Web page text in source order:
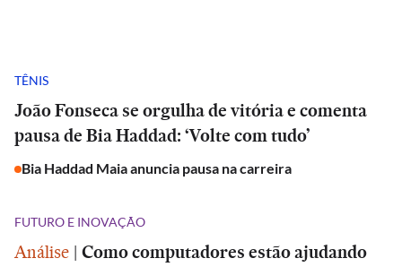
TÊNIS
João Fonseca se orgulha de vitória e comenta
pausa de Bia Haddad: ‘Volte com tudo’
Bia Haddad Maia anuncia pausa na carreira
FUTURO E INOVAÇÃO
Análise | Como computadores estão ajudando